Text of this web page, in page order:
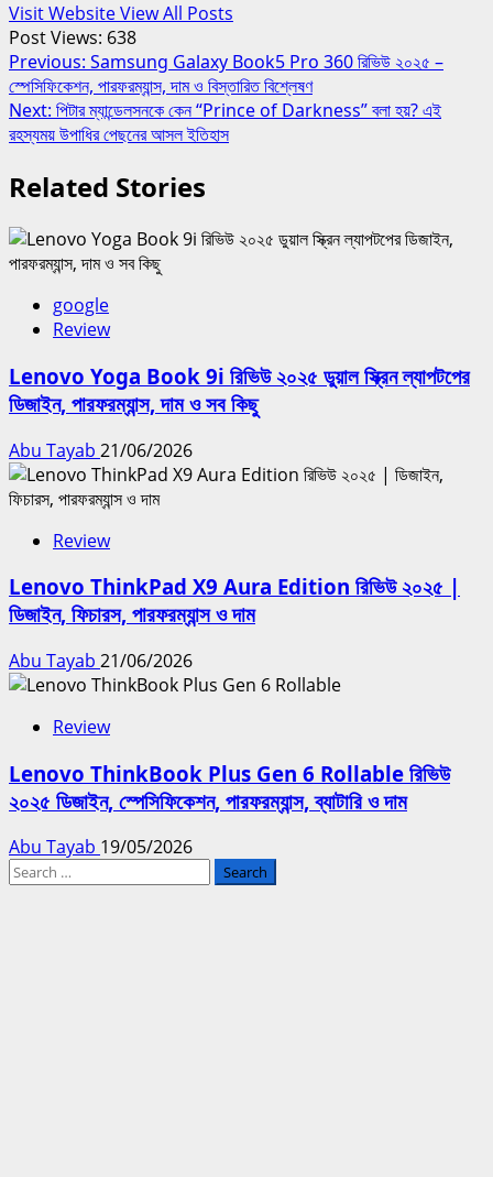
Visit WebsiteView All Posts
Post Views: 638
Post
navigation
Previous: Samsung Galaxy Book5 Pro 360 রিভিউ ২০২৫ –
স্পেসিফিকেশন, পারফরম্যান্স, দাম ও বিস্তারিত বিশ্লেষণ
Next: পিটার ম্যান্ডেলসনকে কেন “Prince of Darkness” বলা হয়? এই
রহস্যময় উপাধির পেছনের আসল ইতিহাস
Related Stories
google
Review
Lenovo Yoga Book 9i রিভিউ ২০২৫ ডুয়াল স্ক্রিন ল্যাপটপের
ডিজাইন, পারফরম্যান্স, দাম ও সব কিছু
Abu Tayab 21/06/2026
Review
Lenovo ThinkPad X9 Aura Edition রিভিউ ২০২৫ |
ডিজাইন, ফিচারস, পারফরম্যান্স ও দাম
Abu Tayab 21/06/2026
Review
Lenovo ThinkBook Plus Gen 6 Rollable রিভিউ
২০২৫ ডিজাইন, স্পেসিফিকেশন, পারফরম্যান্স, ব্যাটারি ও দাম
Abu Tayab 19/05/2026
Search